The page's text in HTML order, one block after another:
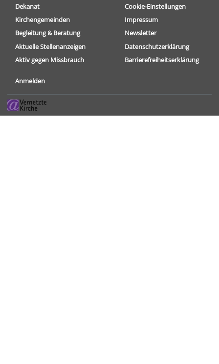
Dekanat
Kirchengemeinden
Begleitung & Beratung
Aktuelle Stellenanzeigen
Aktiv gegen Missbrauch
Cookie-Einstellungen
Impressum
Newsletter
Datenschutzerklärung
Barrierefreiheitserklärung
Benutzermenü
Anmelden